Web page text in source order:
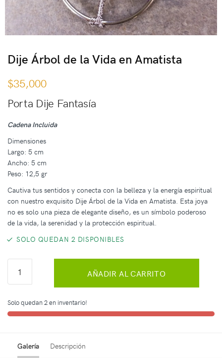
Dije Árbol de la Vida en Amatista
$35,000
Porta Dije Fantasía
Cadena Incluida
Dimensiones
Largo: 5 cm
Ancho: 5 cm
Peso: 12,5 gr
Cautiva tus sentidos y conecta con la belleza y la energía espiritual
con nuestro exquisito Dije Árbol de la Vida en Amatista. Esta joya
no es solo una pieza de elegante diseño, es un símbolo poderoso
de la vida, la serenidad y la protección espiritual.
SOLO QUEDAN 2 DISPONIBLES
AÑADIR AL CARRITO
Solo quedan 2 en inventario!
Galería Descripción